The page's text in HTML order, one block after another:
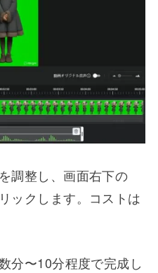
調整し、画面右下の
ックします。コストは
分〜10分程度で完成し